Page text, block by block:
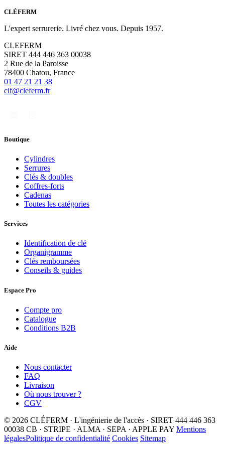
CLÉFERM
L'expert serrurerie. Livré chez vous. Depuis 1957.
CLEFERM
SIRET 444 446 363 00038
2 Rue de la Paroisse
78400 Chatou, France
01 47 21 21 38
clf@cleferm.fr
Boutique
Cylindres
Serrures
Clés & doubles
Coffres-forts
Cadenas
Toutes les catégories
Services
Identification de clé
Organigramme
Clés remboursées
Conseils & guides
Espace Pro
Compte pro
Catalogue
Conditions B2B
Aide
Nous contacter
FAQ
Livraison
Où nous trouver ?
CGV
© 2026 CLÉFERM · L'ingénierie de l'accès · SIRET 444 446 363
00038 CB · STRIPE · ALMA · SEPA · APPLE PAY Mentions
légalesPolitique de confidentialité Cookies Sitemap